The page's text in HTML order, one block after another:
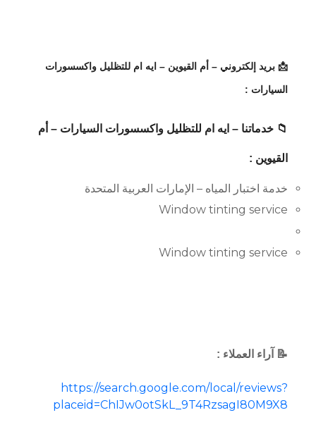
📩 بريد إلكتروني – أم القيوين – ايه ام للتظليل واكسسورات
السيارات :
📁 خدماتنا – ايه ام للتظليل واكسسورات السيارات – أم
القيوين :
خدمة اختبار المياه – الإمارات العربية المتحدة
Window tinting service
Window tinting service
📝 آراء العملاء :
https://search.google.com/local/reviews?
placeid=ChIJw0otSkL_9T4RzsagI80M9X8